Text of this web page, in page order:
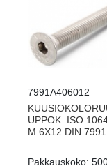
7991A406012
UPPOK. ISO
M 6X12 DIN 7991
Pakkauskoko: